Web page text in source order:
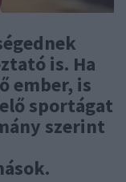
is. Ha
ember, is
sportágat
szerint